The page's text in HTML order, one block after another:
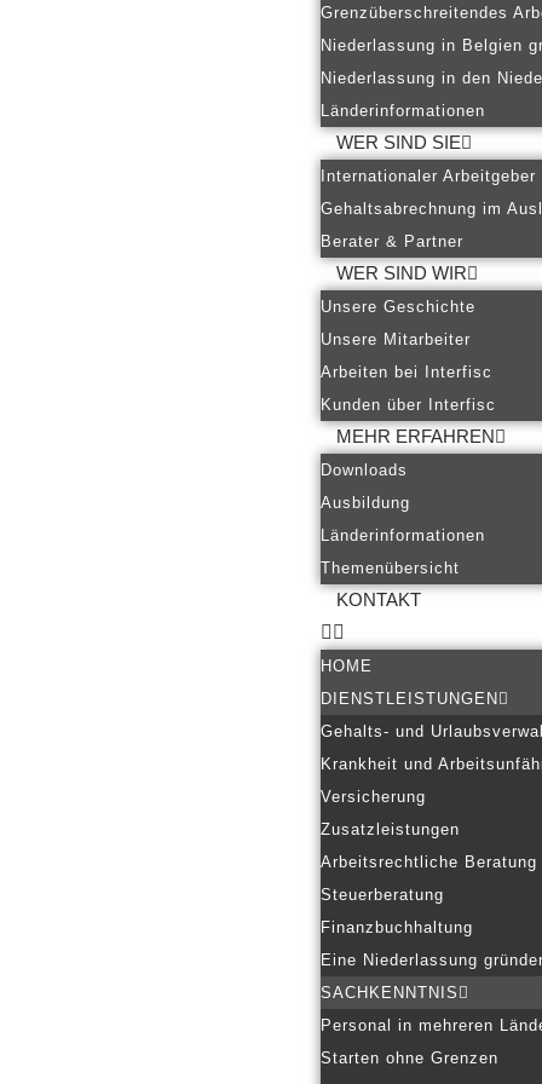
Grenzüberschreitendes
Niederlassung in Belgien
Niederlassung in den
Länderinformationen
WER SIND SIE
Internationaler Arbeitgeber
Gehaltsabrechnung im
Berater & Partner
WER SIND WIR
Unsere Geschichte
Unsere Mitarbeiter
Arbeiten bei Interfisc
Kunden über Interfisc
MEHR ERFAHREN
Downloads
Ausbildung
Länderinformationen
Themenübersicht
KONTAKT
HOME
DIENSTLEISTUNGEN
Gehalts- und
Krankheit und
Versicherung
Zusatzleistungen
Arbeitsrechtliche Beratung
Steuerberatung
Finanzbuchhaltung
Eine Niederlassung
SACHKENNTNIS
Personal in mehreren
Starten ohne Grenzen